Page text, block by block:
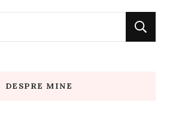
DESPRE MINE